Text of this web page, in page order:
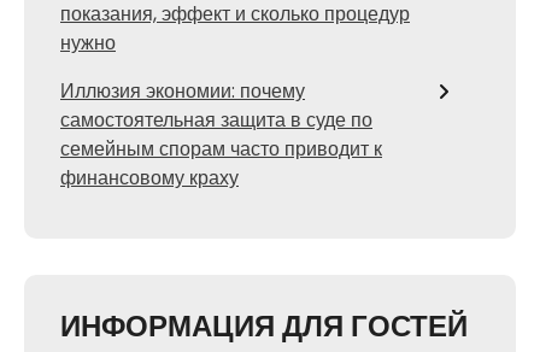
показания, эффект и сколько процедур
нужно
Иллюзия экономии: почему
самостоятельная защита в суде по
семейным спорам часто приводит к
финансовому краху
ИНФОРМАЦИЯ ДЛЯ ГОСТЕЙ